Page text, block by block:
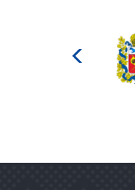
Министерство
культуры
Российской
федерации